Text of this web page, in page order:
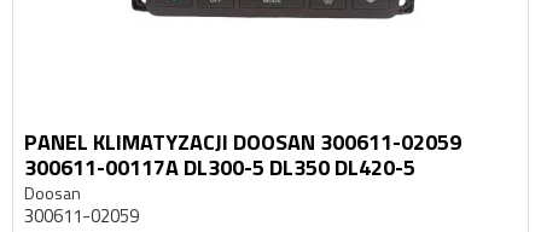
PANEL KLIMATYZACJI DOOSAN 300611-02059
300611-00117A DL300-5 DL350 DL420-5
Doosan
300611-02059